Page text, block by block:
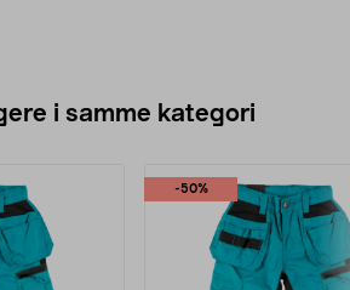
i samme kategori
-50%